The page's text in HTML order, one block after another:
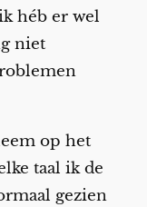
héb er wel
niet
op het
taal ik de
gezien